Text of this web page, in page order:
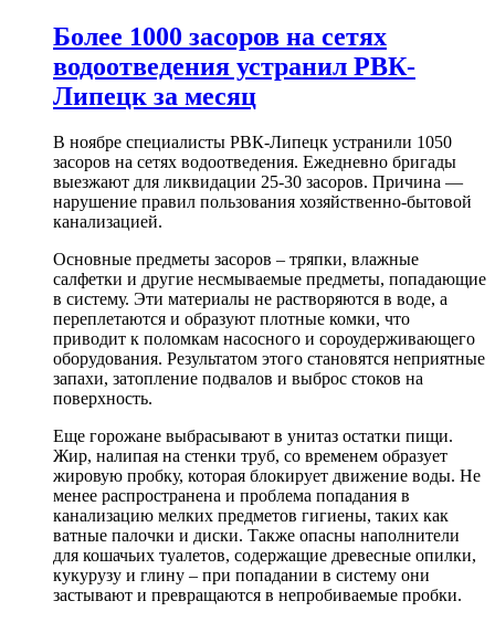
Более 1000 засоров на сетях
водоотведения устранил РВК-
Липецк за месяц
В ноябре специалисты РВК-Липецк устранили 1050
засоров на сетях водоотведения. Ежедневно бригады
выезжают для ликвидации 25-30 засоров. Причина —
нарушение правил пользования хозяйственно-бытовой
канализацией.
Основные предметы засоров – тряпки, влажные
салфетки и другие несмываемые предметы, попадающие
в систему. Эти материалы не растворяются в воде, а
переплетаются и образуют плотные комки, что
приводит к поломкам насосного и сороудерживающего
оборудования. Результатом этого становятся неприятные
запахи, затопление подвалов и выброс стоков на
поверхность.
Еще горожане выбрасывают в унитаз остатки пищи.
Жир, налипая на стенки труб, со временем образует
жировую пробку, которая блокирует движение воды. Не
менее распространена и проблема попадания в
канализацию мелких предметов гигиены, таких как
ватные палочки и диски. Также опасны наполнители
для кошачьих туалетов, содержащие древесные опилки,
кукурузу и глину – при попадании в систему они
застывают и превращаются в непробиваемые пробки.